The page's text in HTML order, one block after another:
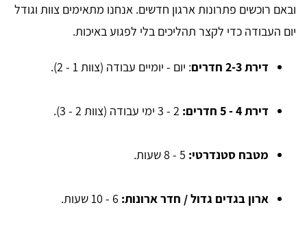
ובאם רוכשים פתרונות ארגון חדשים. אנחנו מתאימים צוות וגודל
יום העבודה כדי לקצר תהליכים בלי לפגוע באיכות.
דירת 2-3 חדרים : יום - יומיים עבודה (צוות 1 - 2).
דירת 4 - 5 חדרים: 2 - 3 ימי עבודה (צוות 2 - 3).
מטבח סטנדרטי:
ארון בגדים גדול / חדר ארונות: 6 - 10 שעות.